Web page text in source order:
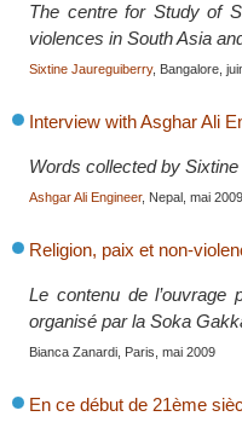
The centre for Study of
violences in South Asia
Sixtine Jaureguiberry, Bangalore,
Interview with Asghar Ali
Words collected by
Ashgar Ali Engineer, Nepal, mai 2009
Religion, paix et non-
Le contenu de
organisé par la Soka
Bianca Zanardi, Paris, mai 2009
En ce début de 21ème